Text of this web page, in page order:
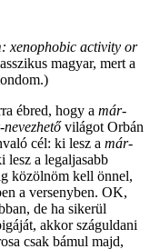
xenophobic activity or
magyar, mert a
ébred, hogy a már-
világot Orbán
cél: ki lesz a már-
lesz a legaljasabb
közölnöm kell önnel,
a versenyben. OK,
de ha sikerül
akkor száguldani
csak bámul majd,